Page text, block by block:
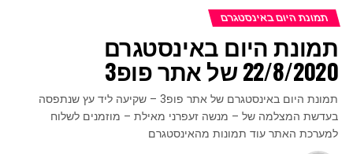
תמונת היום באינסטגרם
תמונת היום באינסטגרם
22/8/2020 של אתר פופ3
תמונת היום באינסטגרם של אתר פופ3 – שקיעה ליד עץ שנתפסה
בעדשת המצלמה של – מנשה זעפרני מאילת – מוזמנים לשלוח
למערכת האתר עוד תמונות מהאינסטגרם